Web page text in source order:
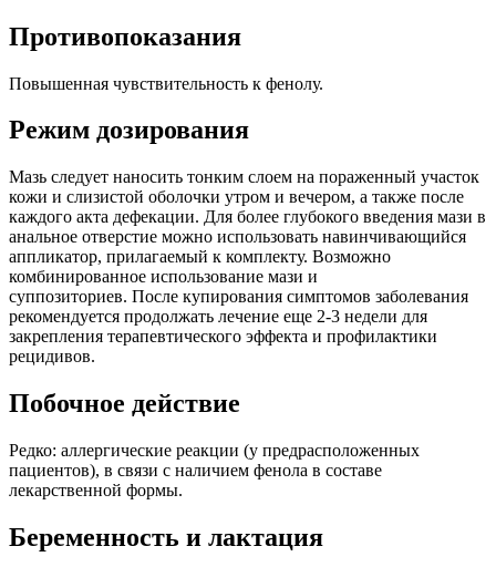
Противопоказания
Повышенная чувствительность к фенолу.
Режим дозирования
Мазь следует наносить тонким слоем на пораженный участок
кожи и слизистой оболочки утром и вечером, а также после
каждого акта дефекации. Для более глубокого введения мази в
анальное отверстие можно использовать навинчивающийся
аппликатор, прилагаемый к комплекту. Возможно
комбинированное использование мази и
суппозиториев. После купирования симптомов заболевания
рекомендуется продолжать лечение еще 2-3 недели для
закрепления терапевтического эффекта и профилактики
рецидивов.
Побочное действие
Редко: аллергические реакции (у предрасположенных
пациентов), в связи с наличием фенола в составе
лекарственной формы.
Беременность и лактация